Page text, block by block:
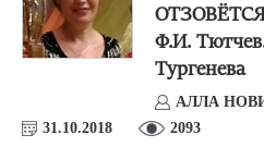
Ф.И.
Тургенева
АЛЛА
31.10.2018
2093